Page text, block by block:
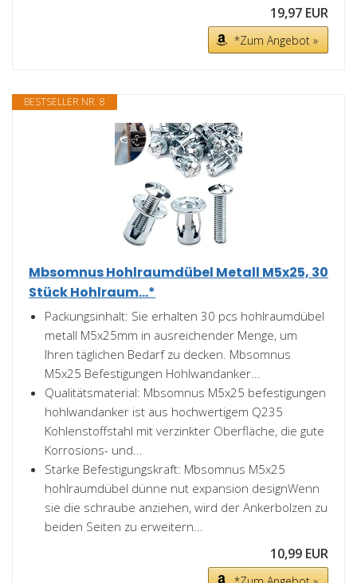
19,97 EUR
*Zum Angebot »
BESTSELLER NR. 8
Mbsomnus Hohlraumdübel Metall M5x25, 30
Stück Hohlraum...*
Packungsinhalt: Sie erhalten 30 pcs hohlraumdübel
metall M5x25mm in ausreichender Menge, um
Ihren täglichen Bedarf zu decken. Mbsomnus
M5x25 Befestigungen Hohlwandanker...
Qualitätsmaterial: Mbsomnus M5x25 befestigungen
hohlwandanker ist aus hochwertigem Q235
Kohlenstoffstahl mit verzinkter Oberfläche, die gute
Korrosions- und...
Starke Befestigungskraft: Mbsomnus M5x25
hohlraumdübel dünne nut expansion designWenn
sie die schraube anziehen, wird der Ankerbolzen zu
beiden Seiten zu erweitern...
10,99 EUR